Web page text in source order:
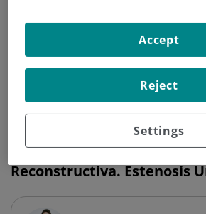
Antonio Rosales Bordes
FACULTATIVO ESPECIALISTA
Unidad de Urología
Reconstructiva. Estenosis
Settings
Reject
Accept